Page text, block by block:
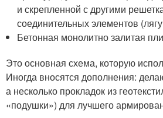
и скрепленной с другими
соединительных элементов
Бетонная монолитно залитая
Это основная схема, которую
Иногда вносятся дополнения:
а несколько прокладок из
«подушки») для лучшего